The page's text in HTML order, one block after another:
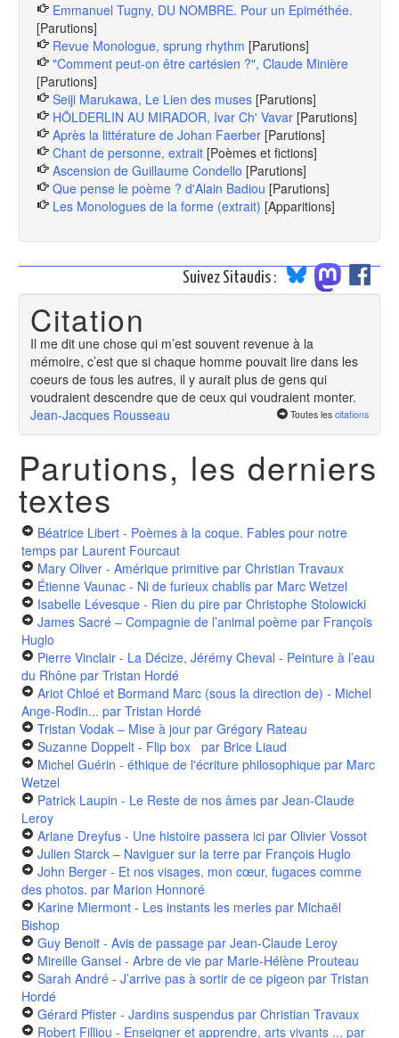
Emmanuel Tugny, DU NOMBRE. Pour un Epiméthée.
[Parutions]
Revue Monologue, sprung rhythm [Parutions]
"Comment peut-on être cartésien ?", Claude Minière
[Parutions]
Seiji Marukawa, Le Lien des muses [Parutions]
HÖLDERLIN AU MIRADOR, Ivar Ch' Vavar [Parutions]
Après la littérature de Johan Faerber [Parutions]
Chant de personne, extrait [Poèmes et fictions]
Ascension de Guillaume Condello [Parutions]
Que pense le poème ? d'Alain Badiou [Parutions]
Les Monologues de la forme (extrait) [Apparitions]
Suivez Sitaudis :
Citation
Il me dit une chose qui m’est souvent revenue à la
mémoire, c’est que si chaque homme pouvait lire dans les
coeurs de tous les autres, il y aurait plus de gens qui
voudraient descendre que de ceux qui voudraient monter.
Jean-Jacques Rousseau
Toutes les citations
Parutions, les derniers
textes
Béatrice Libert - Poèmes à la coque. Fables pour notre
temps par Laurent Fourcaut
Mary Oliver - Amérique primitive par Christian Travaux
Étienne Vaunac - Ni de furieux chablis par Marc Wetzel
Isabelle Lévesque - Rien du pire par Christophe Stolowicki
James Sacré – Compagnie de l’animal poème par François
Huglo
Pierre Vinclair - La Décize, Jérémy Cheval - Peinture à l’eau
du Rhône par Tristan Hordé
Ariot Chloé et Bormand Marc (sous la direction de) - Michel
Ange-Rodin... par Tristan Hordé
Tristan Vodak – Mise à jour par Grégory Rateau
Suzanne Doppelt - Flip box par Brice Liaud
Michel Guérin - éthique de l'écriture philosophique par Marc
Wetzel
Patrick Laupin - Le Reste de nos âmes par Jean-Claude
Leroy
Ariane Dreyfus - Une histoire passera ici par Olivier Vossot
Julien Starck – Naviguer sur la terre par François Huglo
John Berger - Et nos visages, mon cœur, fugaces comme
des photos. par Marion Honnoré
Karine Miermont - Les instants les merles par Michaël
Bishop
Guy Benoit - Avis de passage par Jean-Claude Leroy
Mireille Gansel - Arbre de vie par Marie-Hélène Prouteau
Sarah André - J’arrive pas à sortir de ce pigeon par Tristan
Hordé
Gérard Pfister - Jardins suspendus par Christian Travaux
Robert Filliou - Enseigner et apprendre, arts vivants ... par